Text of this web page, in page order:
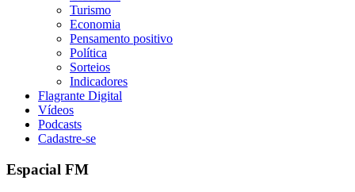
Turismo
Economia
Pensamento positivo
Política
Sorteios
Indicadores
Flagrante Digital
Vídeos
Podcasts
Cadastre-se
Espacial FM